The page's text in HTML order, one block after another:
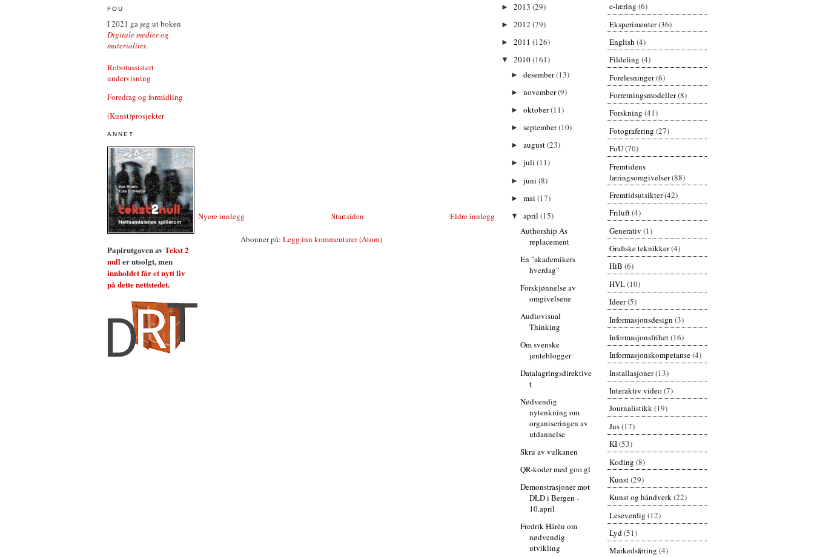
FOU
I 2021 ga jeg ut boken
Digitale medier og
materialitet.
Robotassistert
undervisning
Foredrag og formidling
(Kunst)prosjekter
ANNET
Papirutgaven av Tekst 2
nuller utsolgt, men
innholdet får et nytt liv
på dette nettstedet.
Nyere innlegg Eldre innlegg
Startsiden
Abonner på: Legg inn kommentarer (Atom)
► 2013 (29)
► 2012 (79)
► 2011 (126)
▼ 2010(161)
► desember(13)
► november(9)
► oktober(11)
► september(10)
► august(23)
► juli (11)
► juni (8)
► mai (17)
▼ april (15)
Authorship As
replacement
En "akademikers
hverdag"
Forskjønnelse av
omgivelsene
Audiovisual
Thinking
Om svenske
jenteblogger
Datalagringsdirektive
t
Nødvendig
nytenkning om
organiseringen av
utdannelse
Skru av vulkanen
QR-koder med goo.gl
Demonstrasjoner mot
DLD i Bergen -
10.april
Fredrik Härèn om
nødvendig
utvikling
e-læring (6)
Eksperimenter(36)
English (4)
Fildeling (4)
Forelesninger(6)
Forretningsmodeller(8)
Forskning (41)
Fotografering (27)
FoU(70)
Fremtidens
læringsomgivelser(88)
Fremtidsutsikter(42)
Friluft(4)
Generativ (1)
Grafiske teknikker(4)
HiB (6)
HVL(10)
Ideer(5)
Informasjonsdesign (3)
Informasjonsfrihet(16)
Informasjonskompetanse(4)
Installasjoner(13)
Interaktiv video (7)
Journalistikk(19)
Jus(17)
KI(53)
Koding (8)
Kunst(29)
Kunst og håndverk(22)
Leseverdig (12)
Lyd(51)
Markedsføring (4)